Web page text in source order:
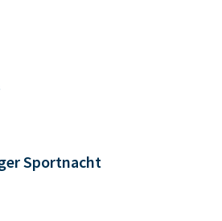
Sportnacht